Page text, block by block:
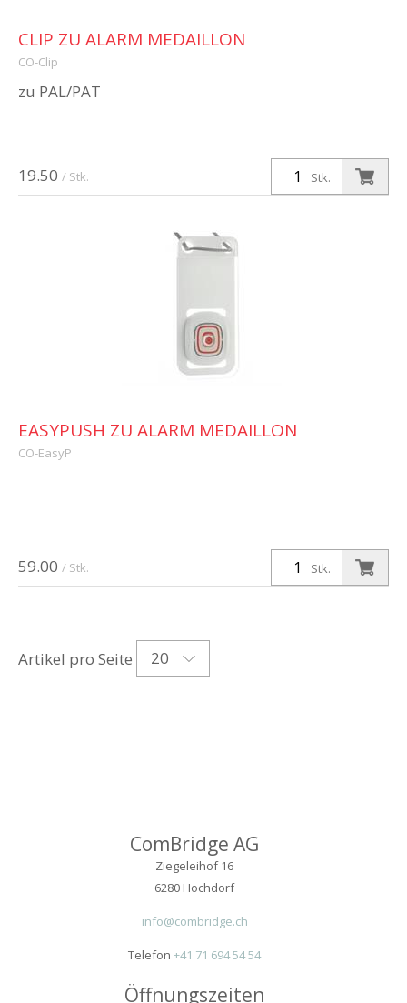
19.50 / Stk. Stk.
CLIP ZU ALARM MEDAILLON
CO-Clip
zu PAL/PAT
59.00 / Stk. Stk.
EASYPUSH ZU ALARM MEDAILLON
CO-EasyP
Artikel pro Seite 20
ComBridge AG
Ziegeleihof 16
6280 Hochdorf
info@combridge.ch
Telefon +41 71 694 54 54
Öffnungszeiten